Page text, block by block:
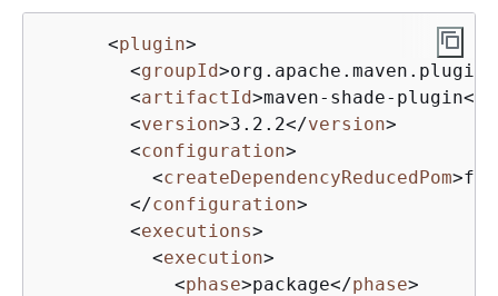
<plugin>
<groupId>org.apache.maven.plugins
<artifactId>maven-shade-plugin</
<version>3.2.2</version>
<configuration>
<createDependencyReducedPom>
</configuration>
<executions>
<execution>
<phase>package</phase>